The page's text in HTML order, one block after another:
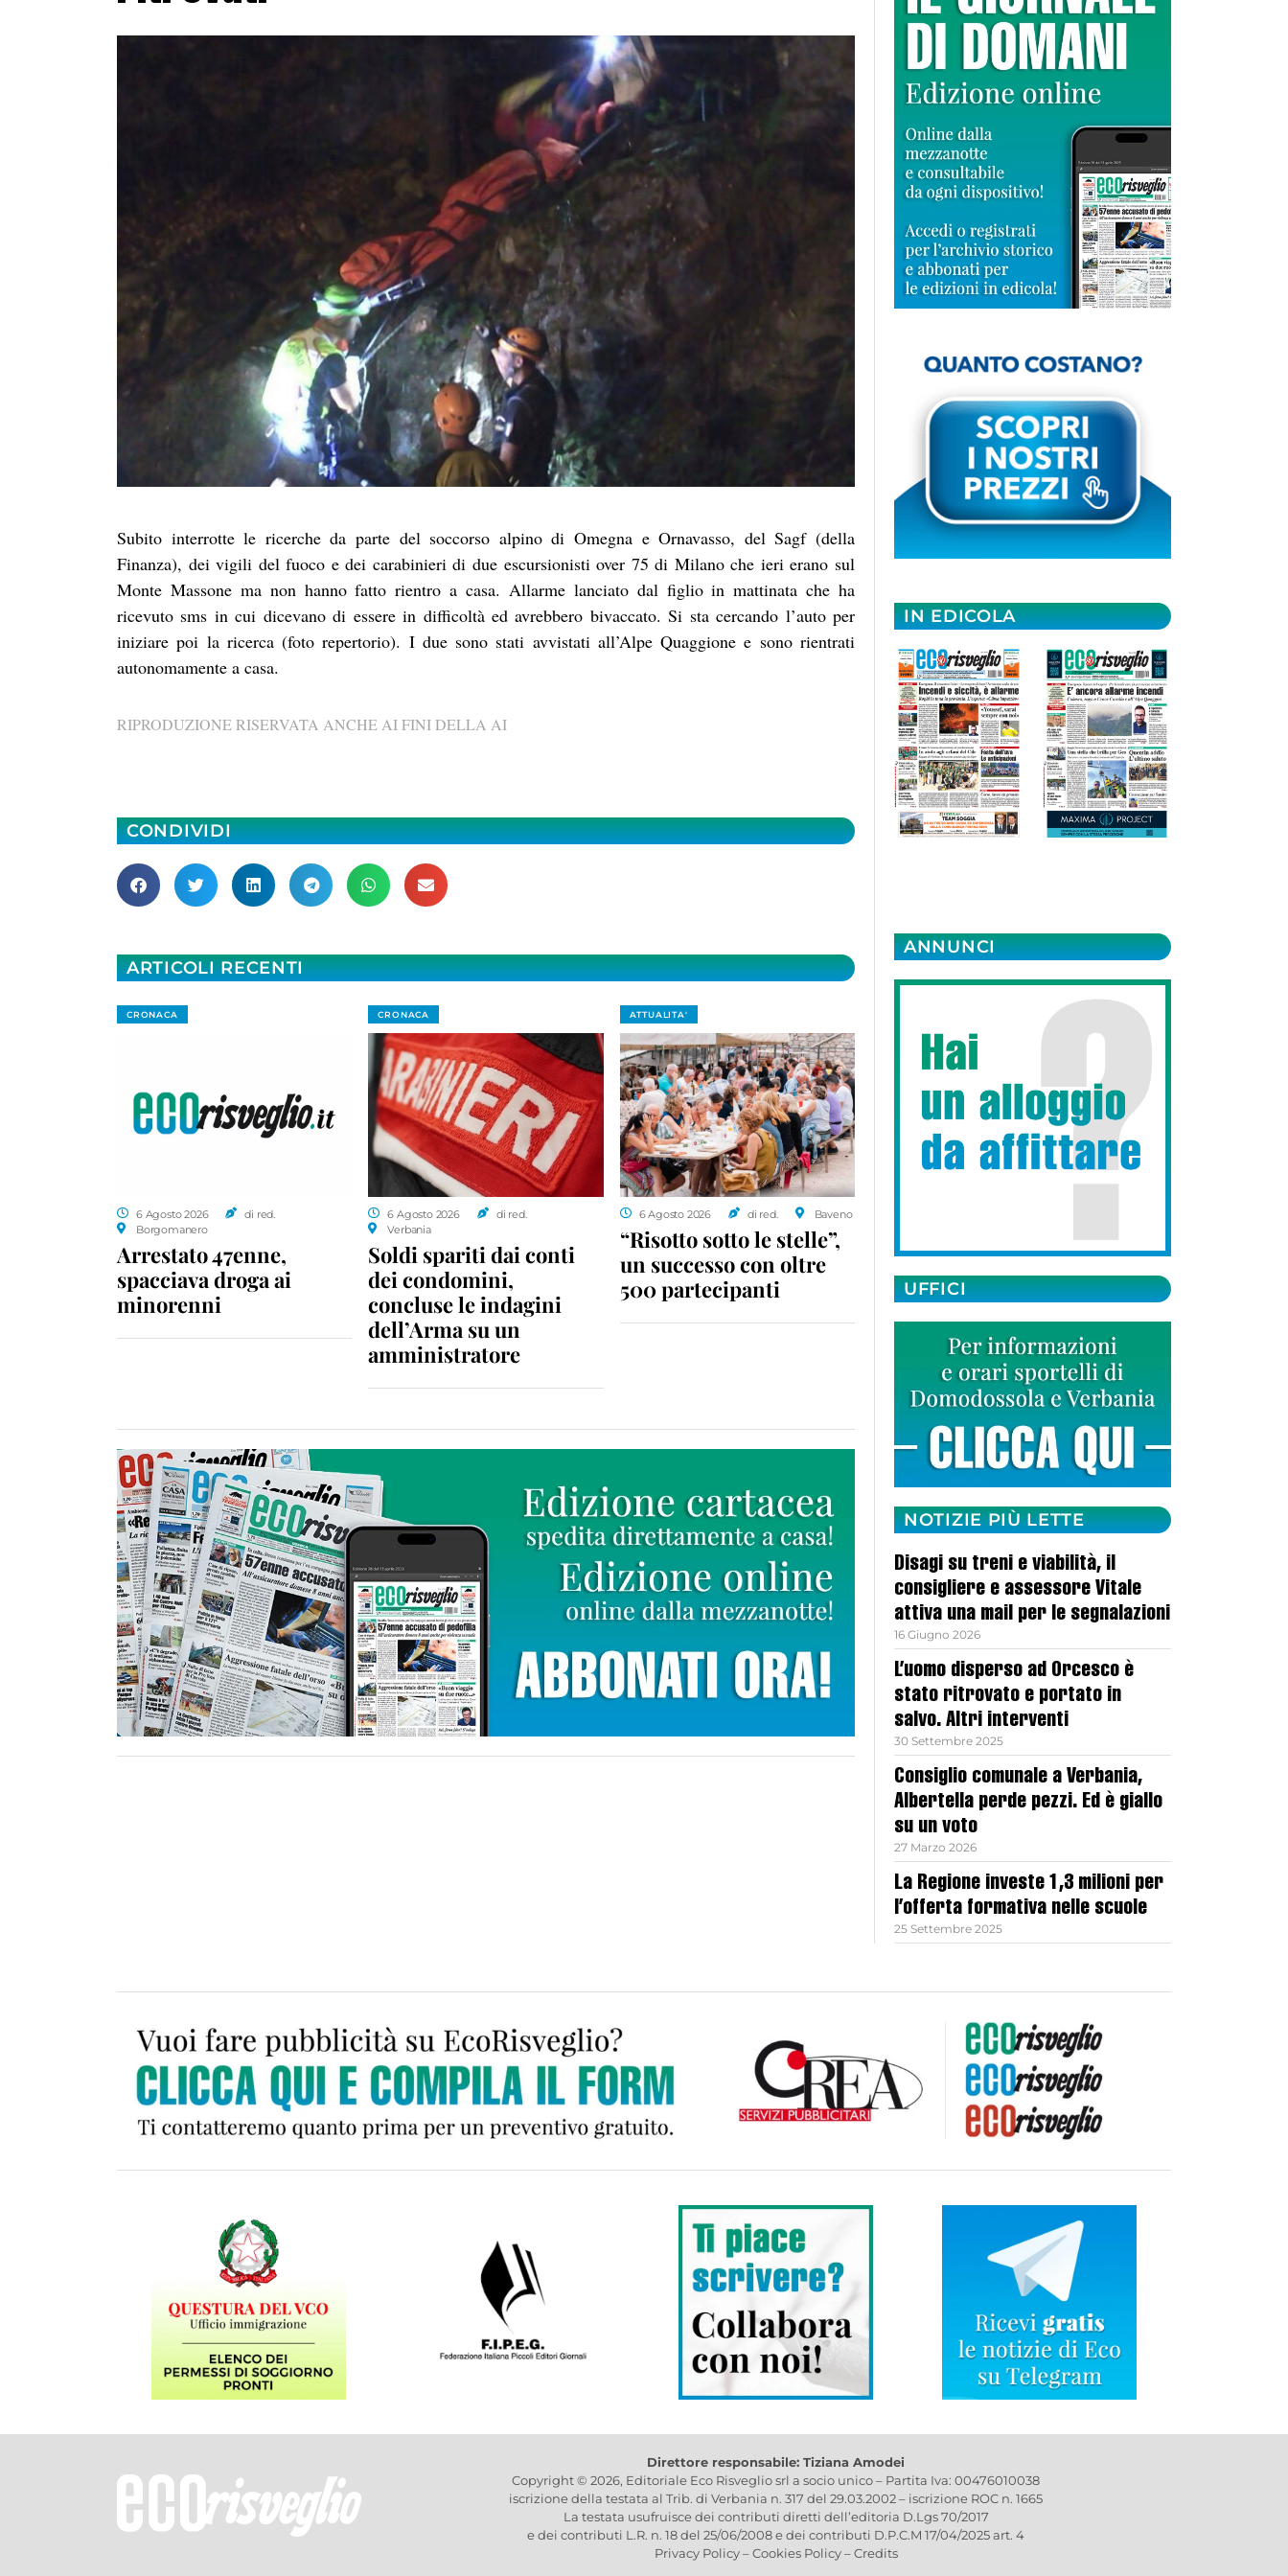
Subito interrotte le ricerche da parte del soccorso alpino di Omegna e Ornavasso, del Sagf (della
Finanza), dei vigili del fuoco e dei carabinieri di due escursionisti over 75 di Milano che ieri erano sul
Monte Massone ma non hanno fatto rientro a casa. Allarme lanciato dal figlio in mattinata che ha
ricevuto sms in cui dicevano di essere in difficoltà ed avrebbero bivaccato. Si sta cercando l’auto per
iniziare poi la ricerca (foto repertorio). I due sono stati avvistati all’Alpe Quaggione e sono rientrati
autonomamente a casa.
RIPRODUZIONE RISERVATA ANCHE AI FINI DELLA AI
CONDIVIDI
ARTICOLI RECENTI
CRONACA
6 Agosto 2026
di red.
Borgomanero
Arrestato 47enne,
spacciava droga ai
minorenni
CRONACA
6 Agosto 2026
di red.
Verbania
Soldi spariti dai conti
dei condomini,
concluse le indagini
dell’Arma su un
amministratore
ATTUALITA'
6 Agosto 2026 di red. Baveno
“Risotto sotto le stelle”,
un successo con oltre
500 partecipanti
IN EDICOLA
ANNUNCI
UFFICI
NOTIZIE PIÙ LETTE
Disagi su treni e viabilità, il
consigliere e assessore Vitale
attiva una mail per le segnalazioni
16 Giugno 2026
L’uomo disperso ad Orcesco è
stato ritrovato e portato in
salvo. Altri interventi
30 Settembre 2025
Consiglio comunale a Verbania,
Albertella perde pezzi. Ed è giallo
su un voto
27 Marzo 2026
La Regione investe 1,3 milioni per
l’offerta formativa nelle scuole
25 Settembre 2025
Direttore responsabile: Tiziana Amodei
Copyright © 2026, Editoriale Eco Risveglio srl a socio unico – Partita Iva: 00476010038
iscrizione della testata al Trib. di Verbania n. 317 del 29.03.2002 – iscrizione ROC n. 1665
La testata usufruisce dei contributi diretti dell’editoria D.Lgs 70/2017
e dei contributi L.R. n. 18 del 25/06/2008 e dei contributi D.P.C.M 17/04/2025 art. 4
Privacy Policy–Cookies Policy–Credits